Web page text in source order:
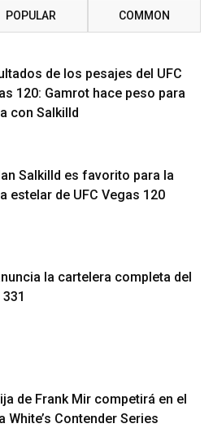
POPULAR COMMON
de los pesajes del UFC
120: Gamrot hace peso para
con Salkilld
Salkilld es favorito para la
estelar de UFC Vegas 120
la cartelera completa del
de Frank Mir competirá en el
White’s Contender Series